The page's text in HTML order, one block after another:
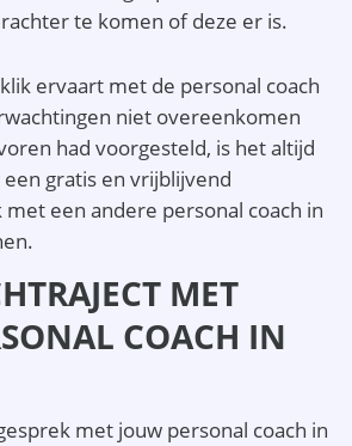
te komen of deze er is.
ervaart met de personal coach
niet overeenkomen
had voorgesteld, is het altijd
gratis en vrijblijvend
een andere personal coach in
MET
COACH IN
met jouw personal coach in